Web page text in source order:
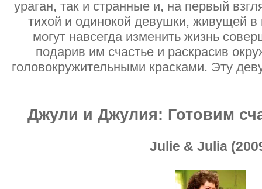
ураган, так и странные и, на первый
тихой и одинокой девушки, живущей
могут навсегда изменить жизнь
подарив им счастье и раскрасив
головокружительными красками. Эту
Джули и Джулия: Готовим
Julie & Julia